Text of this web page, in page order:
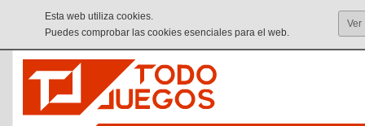
Esta web utiliza cookies.
Puedes comprobar las cookies esenciales para el web.
Ver